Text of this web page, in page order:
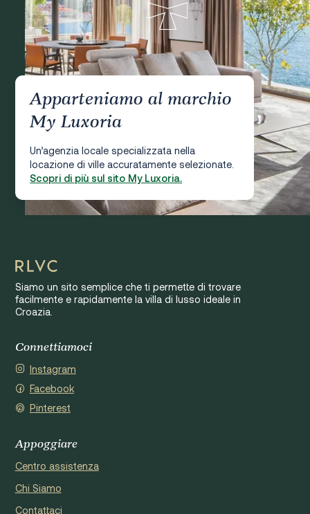
Apparteniamo al marchio
My Luxoria
Un’agenzia locale specializzata nella
locazione di ville accuratamente selezionate.
Scopri di più sul sito My Luxoria.
Siamo un sito semplice che ti permette di trovare
facilmente e rapidamente la villa di lusso ideale in
Croazia.
Connettiamoci
Instagram
Facebook
Pinterest
Appoggiare
Centro assistenza
Chi Siamo
Contattaci